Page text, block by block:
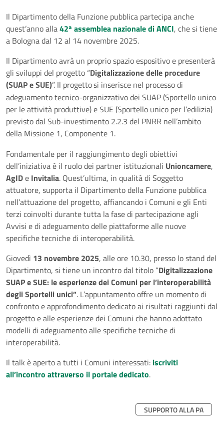
Il Dipartimento della Funzione pubblica partecipa anche
quest’anno alla42ª assemblea nazionale di ANCI, che si tiene
a Bologna dal 12 al 14 novembre 2025.
Il Dipartimento avrà un proprio spazio espositivo e presenterà
gli sviluppi del progetto “Digitalizzazione delle procedure
(SUAP e SUE)”. Il progettosi inserisce nel processo di
adeguamento tecnico-organizzativo dei SUAP (Sportello unico
per le attività produttive) e SUE (Sportello unico per l’edilizia)
previsto dal Sub-investimento 2.2.3 del PNRR nell’ambito
della Missione 1, Componente 1.
Fondamentale per il raggiungimento degli obiettivi
dell’iniziativa è il ruolo dei partner istituzionali Unioncamere,
AgIDe Invitalia. Quest’ultima, in qualità di Soggetto
attuatore, supporta il Dipartimento della Funzione pubblica
nell’attuazione del progetto, affiancando i Comuni e gli Enti
terzi coinvolti durante tutta la fase di partecipazione agli
Avvisi e di adeguamento delle piattaforme alle nuove
specifiche tecniche di interoperabilità.
Giovedì 13 novembre 2025, alle ore 10.30, presso lo stand del
Dipartimento, si tiene un incontro dal titolo “Digitalizzazione
SUAP e SUE: le esperienze dei Comuni per l’interoperabilità
degli Sportelli unici”. L’appuntamento offre un momento di
confronto e approfondimento dedicato ai risultati raggiunti dal
progetto e alle esperienze dei Comuni che hanno adottato
modelli di adeguamento alle specifiche tecniche di
interoperabilità.
Il talk è aperto a tutti i Comuni interessati: iscriviti
all’incontro attraverso il portale dedicato.
SUPPORTO ALLA PA